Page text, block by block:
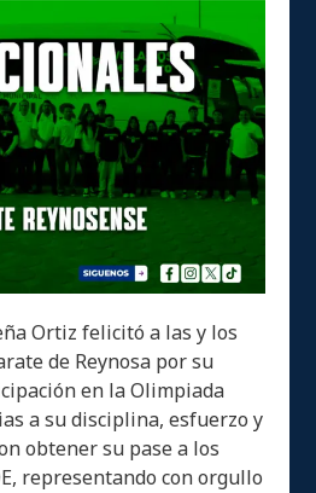
Ortiz felicitó a las y los
de Reynosa por su
en la Olimpiada
a su disciplina, esfuerzo y
obtener su pase a los
representando con orgullo